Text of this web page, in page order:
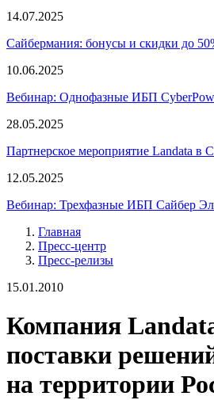
14.07.2025
Сайбермания: бонусы и скидки до
10.06.2025
Вебинар: Однофазные ИБП
28.05.2025
Партнерское мероприятие Landata в
12.05.2025
Вебинар: Трехфазные ИБП Сайбер
Главная
Пресс-центр
Пресс-релизы
15.01.2010
Компания
поставки
на территории